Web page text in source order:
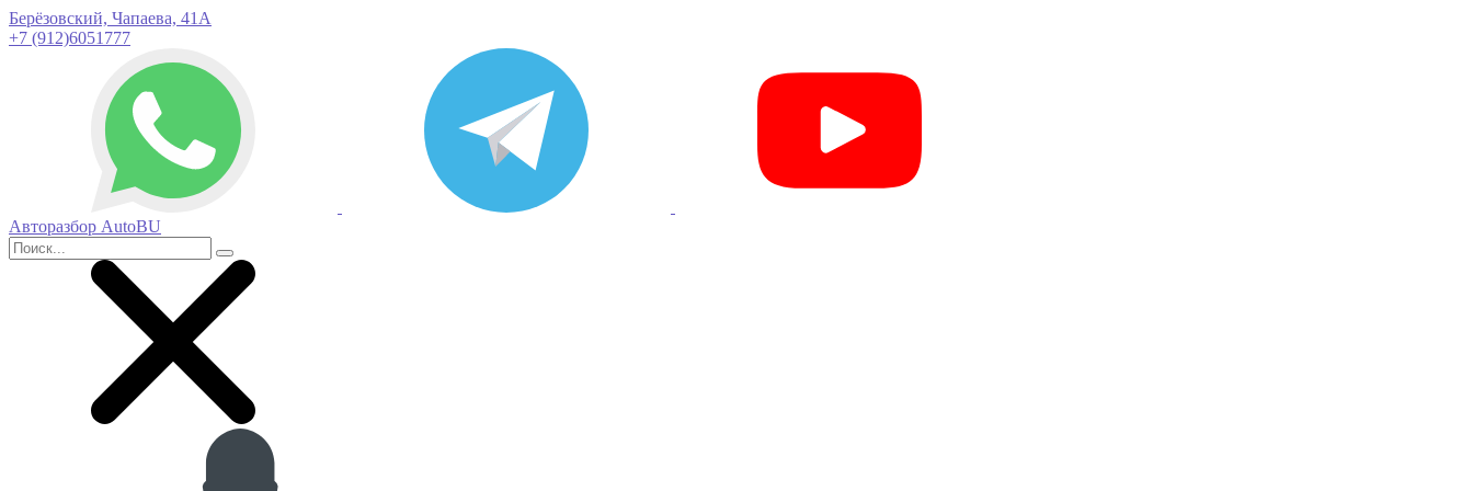
Берёзовский, Чапаева, 41А
+7 (912)6051777
Авторазбор AutoBU